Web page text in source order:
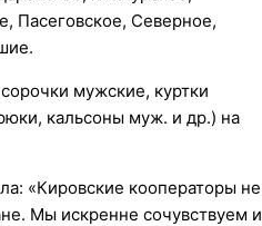
Пасеговское, Северное,
мужские, куртки
кальсоны муж. и др.) на
«Кировские кооператоры не
Мы искренне сочувствуем и